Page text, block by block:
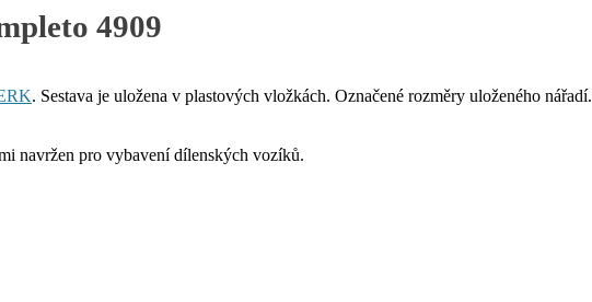
4909
. Sestava je uložena v plastových vložkách. Označené rozměry uloženého nářadí.
navržen pro vybavení dílenských vozíků.